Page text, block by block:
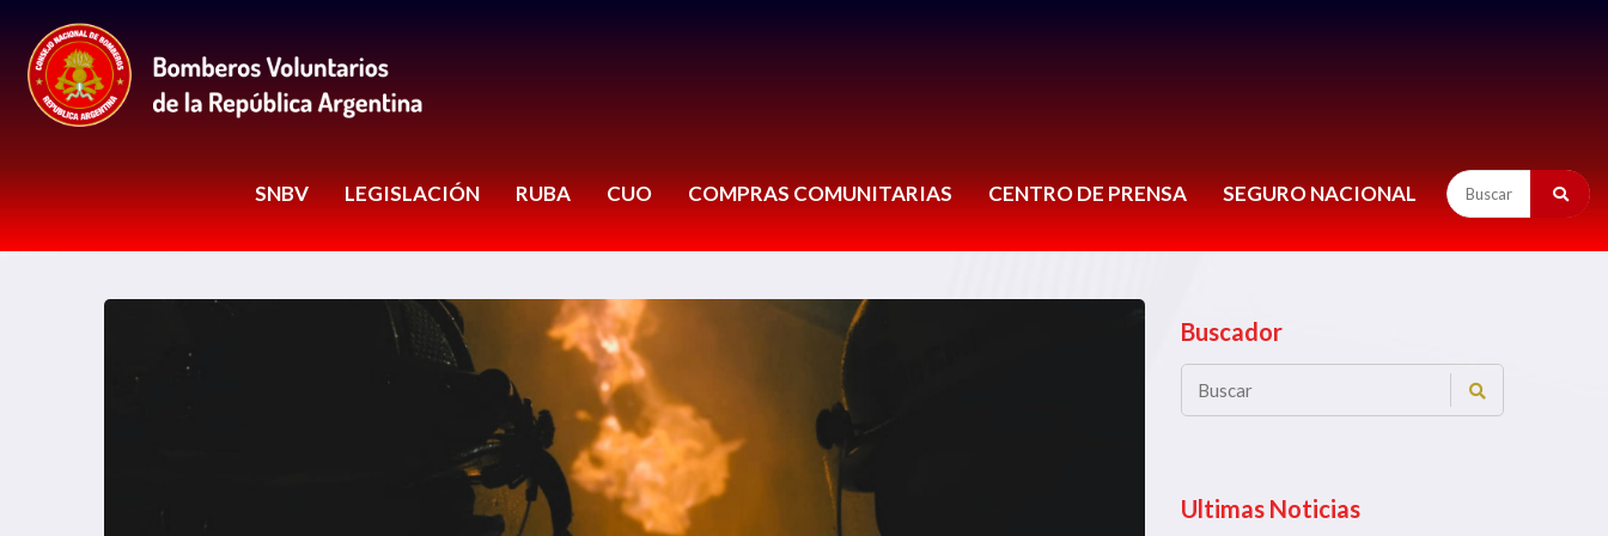
SNBV LEGISLACIÓN RUBA CUO COMPRAS COMUNITARIAS CENTRO DE PRENSA SEGURO NACIONAL
Buscador
Ultimas Noticias